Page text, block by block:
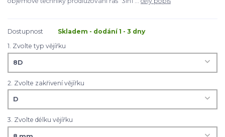
Dostupnost
Skladem - dodání 1 - 3 dny
1. Zvolte typ vějířku
2. Zvolte zakřivení vějířku
3. Zvolte délku vějířku